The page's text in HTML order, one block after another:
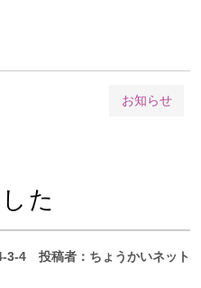
お知らせ
た
3-4 投稿者：ちょうかいネット